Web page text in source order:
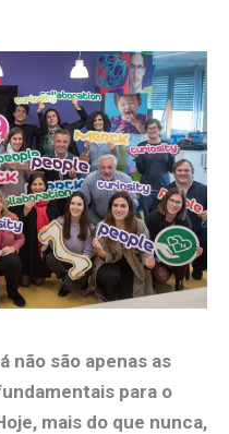
não são apenas as
para o
mais do que nunca,